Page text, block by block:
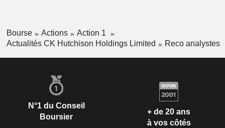
Bourse Actions
Action 1
Actualités CK Hutchison Holdings Limited
Reco analystes
N°1 du Conseil
Boursier
+ de 20 ans
à vos côtés